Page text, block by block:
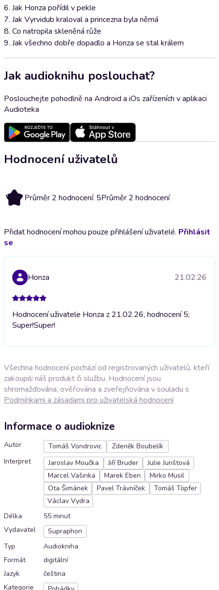
6. Jak Honza pořídil v pekle
7. Jak Vyrvidub kraloval a princezna byla němá
8. Co natropila skleněná růže
9. Jak všechno dobře dopadlo a Honza se stal králem
Jak audioknihu poslouchat?
Poslouchejte pohodlně na Android a iOs zařízeních v aplikaci
Audioteka
Hodnocení uživatelů
5 Průměr 2 hodnocení: 5Průměr 2 hodnocení
Přidat hodnocení mohou pouze přihlášení uživatelé. Přihlásit
se
Honza 21.02.26
Hodnocení uživatele Honza z 21.02.26, hodnocení 5;
Super!Super!
Všechna hodnocení pochází od registrovaných uživatelů, kteří
zakoupili náš produkt či službu. Hodnocení jsou
shromažďována, ověřována a zveřejňována v souladu s
Podmínkami a zásadami pro uživatelská hodnocení
Informace o audioknize
Autor Tomáš Vondrovic
Zdeněk Boubelík
Interpret
Jaroslav Moučka Jiří Bruder
Julie Jurištová
Marcel Vašinka
Marek Eben
Mirko Musil
Ota Šimánek
Pavel Trávníček
Tomáš Töpfer
Václav Vydra
Délka
55 minut
Vydavatel
Supraphon
Typ
Audiokniha
Formát
digitální
Jazyk
čeština
Kategorie